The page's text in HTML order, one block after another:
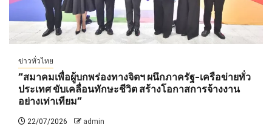
ข่าวทั่วไทย
“สมาคมเพื่อผู้บกพร่องทางจิตฯ ผนึกภาครัฐ-เครือข่ายทั่ว
ประเทศ ขับเคลื่อนทักษะชีวิต สร้างโอกาสการจ้างงาน
อย่างเท่าเทียม”
22/07/2026 admin